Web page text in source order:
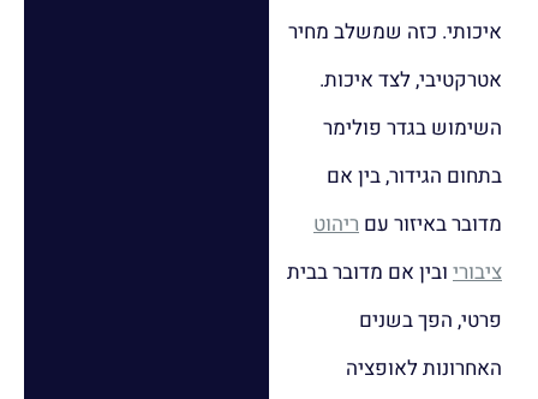
איכותי. כזה שמשלב מחיר
אטרקטיבי, לצד איכות.
השימוש בגדר פולימר
בתחום הגידור, בין אם
מדובר באיזור עם ריהוט
ציבורי ובין אם מדובר בבית
פרטי, הפך בשנים
האחרונות לאופציה